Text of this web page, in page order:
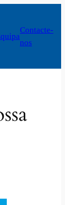
Contacte-
nos